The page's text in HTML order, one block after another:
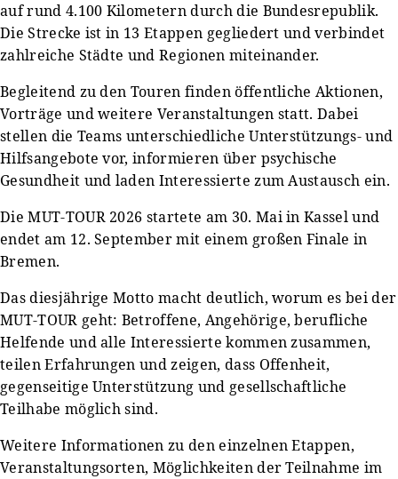
auf rund 4.100 Kilometern durch die Bundesrepublik.
Die Strecke ist in 13 Etappen gegliedert und verbindet
zahlreiche Städte und Regionen miteinander.
Begleitend zu den Touren finden öffentliche Aktionen,
Vorträge und weitere Veranstaltungen statt. Dabei
stellen die Teams unterschiedliche Unterstützungs- und
Hilfsangebote vor, informieren über psychische
Gesundheit und laden Interessierte zum Austausch ein.
Die MUT-TOUR 2026 startete am 30. Mai in Kassel und
endet am 12. September mit einem großen Finale in
Bremen.
Das diesjährige Motto macht deutlich, worum es bei der
MUT-TOUR geht: Betroffene, Angehörige, berufliche
Helfende und alle Interessierte kommen zusammen,
teilen Erfahrungen und zeigen, dass Offenheit,
gegenseitige Unterstützung und gesellschaftliche
Teilhabe möglich sind.
Weitere Informationen zu den einzelnen Etappen,
Veranstaltungsorten, Möglichkeiten der Teilnahme im